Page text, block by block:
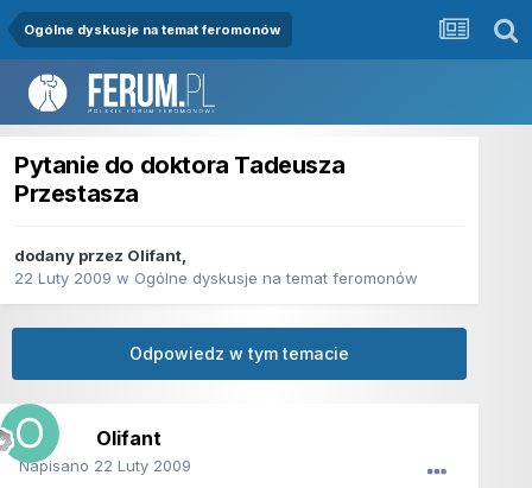
Ogólne dyskusje na temat feromonów
Pytanie do doktora Tadeusza
Przestasza
dodany przez Olifant,
22 Luty 2009 w Ogólne dyskusje na temat feromonów
Odpowiedz w tym temacie
Olifant
Napisano 22 Luty 2009